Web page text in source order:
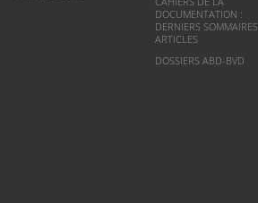
DOCUMENTATION :
DERNIERS
ARTICLES
DOSSIERS ABD-BVD